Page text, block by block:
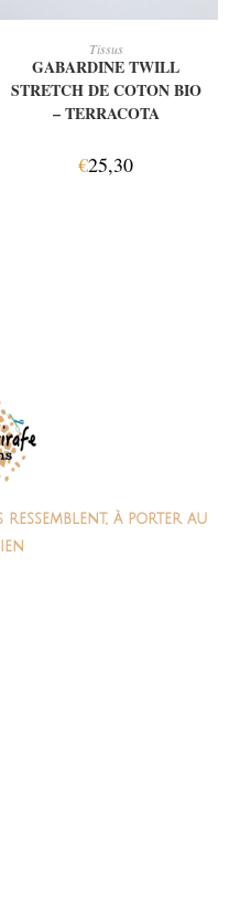
Tissus
GABARDINE TWILL
STRETCH DE COTON BIO
– TERRACOTA
€25,30
à porter au